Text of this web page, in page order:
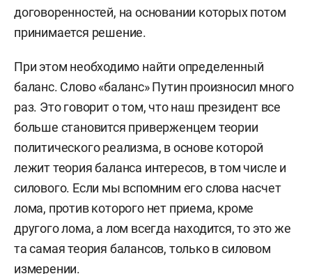
договоренностей, на основании которых потом
принимается решение.
При этом необходимо найти определенный
баланс. Слово «баланс» Путин произносил много
раз. Это говорит о том, что наш президент все
больше становится приверженцем теории
политического реализма, в основе которой
лежит теория баланса интересов, в том числе и
силового. Если мы вспомним его слова насчет
лома, против которого нет приема, кроме
другого лома, а лом всегда находится, то это же
та самая теория балансов, только в силовом
измерении.